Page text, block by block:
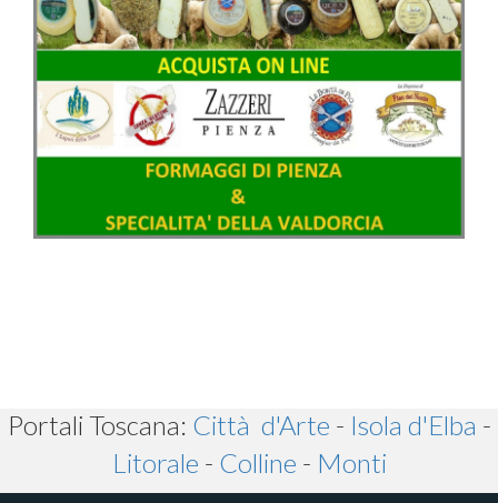
Portali Toscana: Città d'Arte - Isola d'Elba -
Litorale - Colline - Monti